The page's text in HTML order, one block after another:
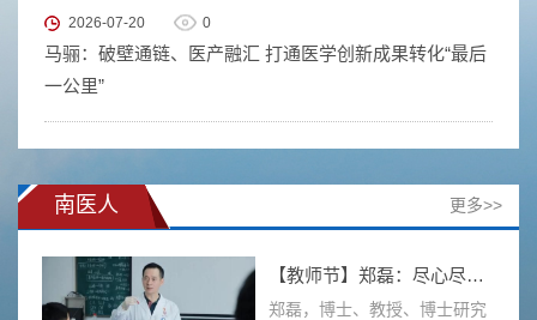
2026-07-20 0
马骊：破壁通链、医产融汇 打通医学创新成果转化“最后
一公里”
南医人 更多>>
【教师节】郑磊：尽心尽力做学生成长的引路人
郑磊，博士、教授、博士研究